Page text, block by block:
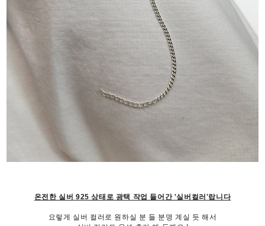
온전한 실버 925 상태로 광택 작업 들어간 '실버컬러'랍니다
요렇게 실버 컬러로 원하실 분 들 분명 계실 듯 해서